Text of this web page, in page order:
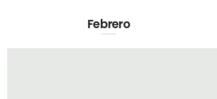
Procesos de contratación
Ejecución Presupuestaria
Febrero